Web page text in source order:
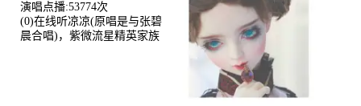
(0)在线听凉凉(原唱是与张碧
晨合唱)，紫微流星精英家族